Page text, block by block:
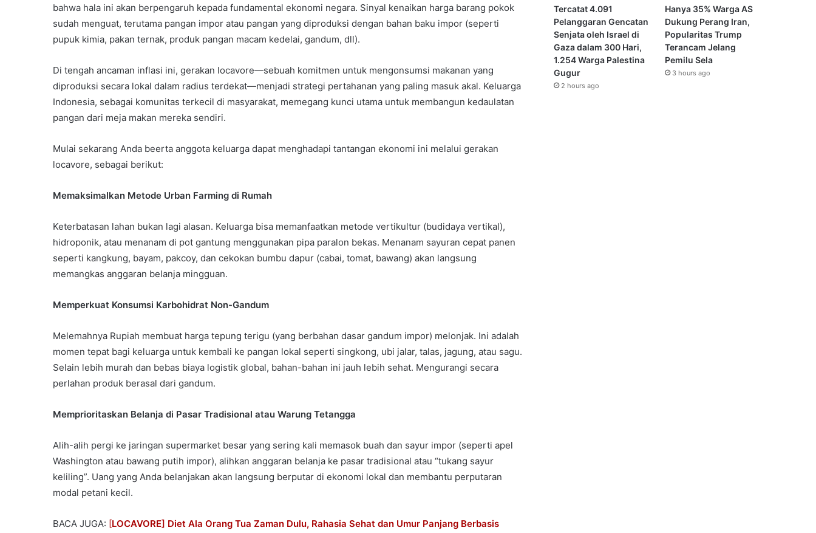
bahwa hala ini akan berpengaruh kepada fundamental ekonomi negara. Sinyal kenaikan harga barang pokok
sudah menguat, terutama pangan impor atau pangan yang diproduksi dengan bahan baku impor (seperti
pupuk kimia, pakan ternak, produk pangan macam kedelai, gandum, dll).
Di tengah ancaman inflasi ini, gerakan locavore—sebuah komitmen untuk mengonsumsi makanan yang
diproduksi secara lokal dalam radius terdekat—menjadi strategi pertahanan yang paling masuk akal. Keluarga
Indonesia, sebagai komunitas terkecil di masyarakat, memegang kunci utama untuk membangun kedaulatan
pangan dari meja makan mereka sendiri.
Mulai sekarang Anda beerta anggota keluarga dapat menghadapi tantangan ekonomi ini melalui gerakan
locavore, sebagai berikut:
Memaksimalkan Metode Urban Farming di Rumah
Keterbatasan lahan bukan lagi alasan. Keluarga bisa memanfaatkan metode vertikultur (budidaya vertikal),
hidroponik, atau menanam di pot gantung menggunakan pipa paralon bekas. Menanam sayuran cepat panen
seperti kangkung, bayam, pakcoy, dan cekokan bumbu dapur (cabai, tomat, bawang) akan langsung
memangkas anggaran belanja mingguan.
Memperkuat Konsumsi Karbohidrat Non-Gandum
Melemahnya Rupiah membuat harga tepung terigu (yang berbahan dasar gandum impor) melonjak. Ini adalah
momen tepat bagi keluarga untuk kembali ke pangan lokal seperti singkong, ubi jalar, talas, jagung, atau sagu.
Selain lebih murah dan bebas biaya logistik global, bahan-bahan ini jauh lebih sehat. Mengurangi secara
perlahan produk berasal dari gandum.
Memprioritaskan Belanja di Pasar Tradisional atau Warung Tetangga
Alih-alih pergi ke jaringan supermarket besar yang sering kali memasok buah dan sayur impor (seperti apel
Washington atau bawang putih impor), alihkan anggaran belanja ke pasar tradisional atau “tukang sayur
keliling”. Uang yang Anda belanjakan akan langsung berputar di ekonomi lokal dan membantu perputaran
modal petani kecil.
BACA JUGA: [LOCAVORE] Diet Ala Orang Tua Zaman Dulu, Rahasia Sehat dan Umur Panjang Berbasis
Tercatat 4.091
Pelanggaran Gencatan
Senjata oleh Israel di
Gaza dalam 300 Hari,
1.254 Warga Palestina
Gugur
2 hours ago
Hanya 35% Warga AS
Dukung Perang Iran,
Popularitas Trump
Terancam Jelang
Pemilu Sela
3 hours ago